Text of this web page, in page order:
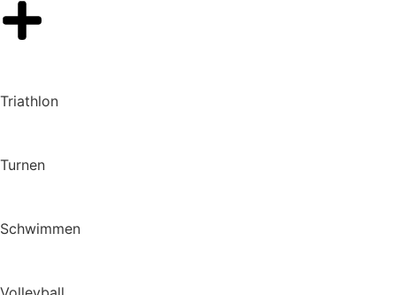
Triathlon
Turnen
Schwimmen